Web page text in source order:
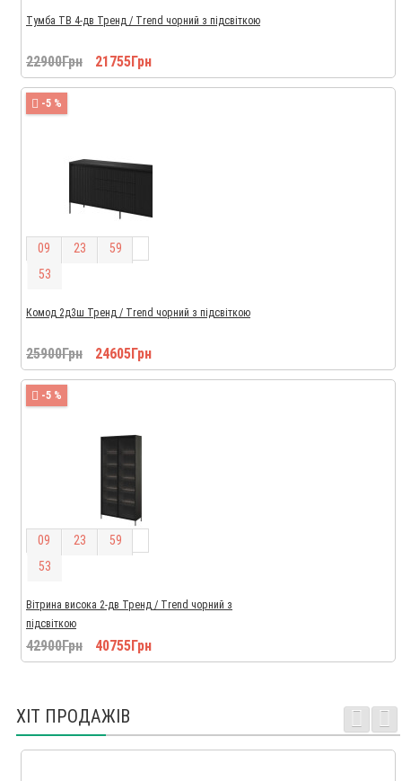
Тумба ТВ 4-дв Тренд / Trend чорний з підсвіткою
22900Грн 21755Грн
-5 %
09 23 59
52
Комод 2д3ш Тренд / Trend чорний з підсвіткою
25900Грн 24605Грн
-5 %
09 23 59
52
Вітрина висока 2-дв Тренд / Trend чорний з
підсвіткою
42900Грн 40755Грн
ХІТ ПРОДАЖІВ